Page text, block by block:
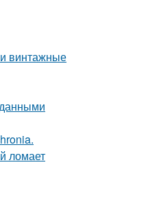
винтажные
ломает